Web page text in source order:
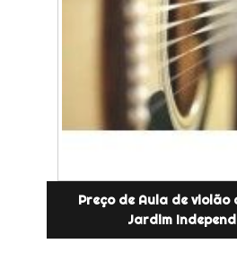
Preço de Aula de
Jardim